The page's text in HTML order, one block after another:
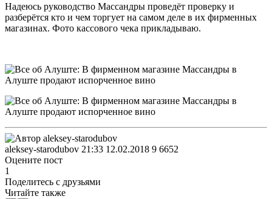
Надеюсь руководство Массандры проведёт проверку и
разберётся кто и чем торгует на самом деле в их фирменных
магазинах. Фото кассового чека прикладываю.
aleksey-starodubov 21:33 12.02.2018 9 6652
Оцените пост
1
Поделитесь с друзьями
Читайте также